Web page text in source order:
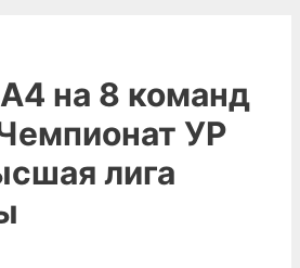
на 8 команд
УР
лига